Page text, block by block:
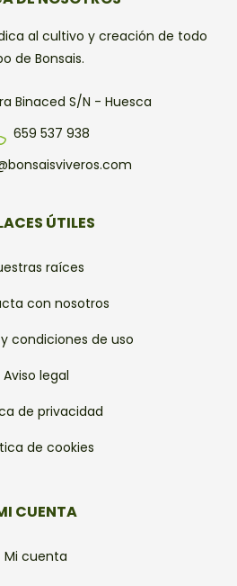
al cultivo y creación de todo
de Bonsais.
Binaced S/N - Huesca
659 537 938
ÚTILES
raíces
con nosotros
condiciones de uso
Aviso legal
de privacidad
de cookies
CUENTA
Mi cuenta